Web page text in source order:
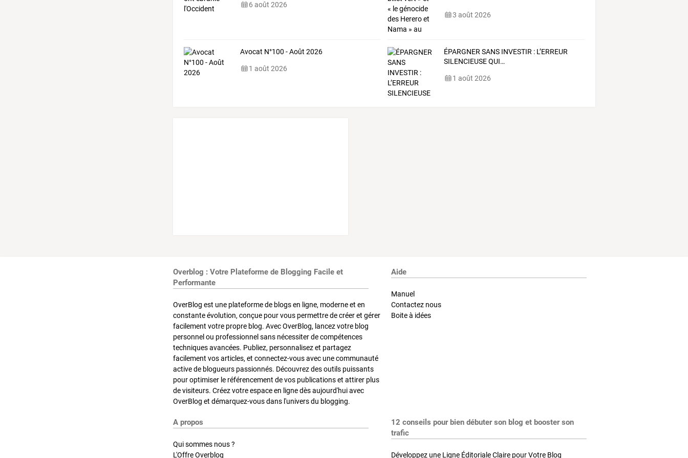
6 août 2026
3 août 2026
Avocat N°100 - Août 2026
1 août 2026
ÉPARGNER SANS INVESTIR : L’ERREUR
SILENCIEUSEQUI…
1 août 2026
Overblog : Votre Plateforme de Blogging Facile et
Performante
OverBlog est une plateforme de blogs en ligne, moderne et en
constante évolution, conçue pour vous permettre de créer et gérer
facilement votre propre blog. Avec OverBlog, lancez votre blog
personnel ou professionnel sans nécessiter de compétences
techniques avancées. Publiez, personnalisez et partagez
facilement vos articles, et connectez-vous avec une communauté
active de blogueurs passionnés. Découvrez des outils puissants
pour optimiser le référencement de vos publications et attirer plus
de visiteurs. Créez votre espace en ligne dès aujourd'hui avec
OverBlog et démarquez-vous dans l'univers du blogging.
Aide
Manuel
Contactez nous
Boite à idées
A propos
Qui sommes nous ?
L'Offre Overblog
12 conseils pour bien débuter son blog et booster son
trafic
Développez une Ligne Éditoriale Claire pour Votre Blog